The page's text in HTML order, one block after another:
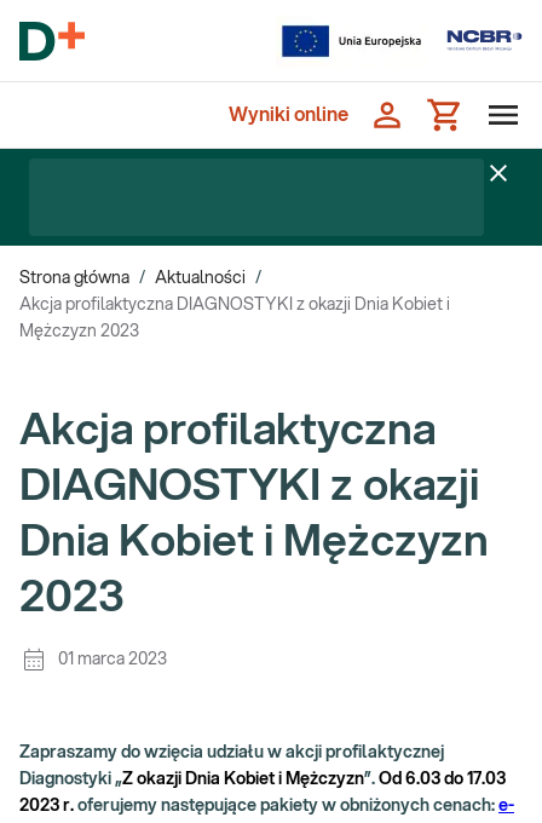
Wyniki online
Strona główna / Aktualności
/
Akcja profilaktyczna DIAGNOSTYKI z okazji Dnia Kobiet i
Mężczyzn 2023
Akcja profilaktyczna
DIAGNOSTYKI z okazji
Dnia Kobiet i Mężczyzn
2023
01 marca 2023
Zapraszamy do wzięcia udziału w akcji profilaktycznej
Diagnostyki „Z okazji Dnia Kobiet i Mężczyzn”. Od 6.03 do 17.03
2023 r. oferujemy następujące pakiety w obniżonych cenach: e-